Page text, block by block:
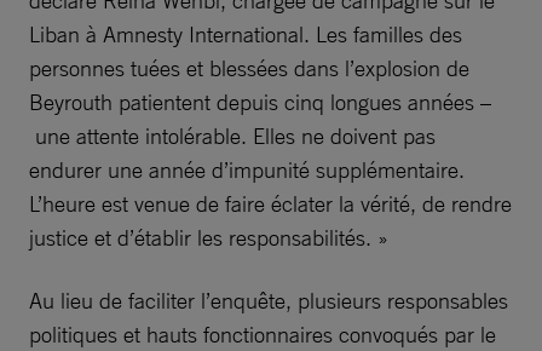
Liban à Amnesty International. Les familles des
personnes tuées et blessées dans l’explosion de
Beyrouth patientent depuis cinq longues années –
une attente intolérable. Elles ne doivent pas
endurer une année d’impunité supplémentaire.
L’heure est venue de faire éclater la vérité, de rendre
justice et d’établir les responsabilités. »
Au lieu de faciliter l’enquête, plusieurs responsables
politiques et hauts fonctionnaires convoqués par le